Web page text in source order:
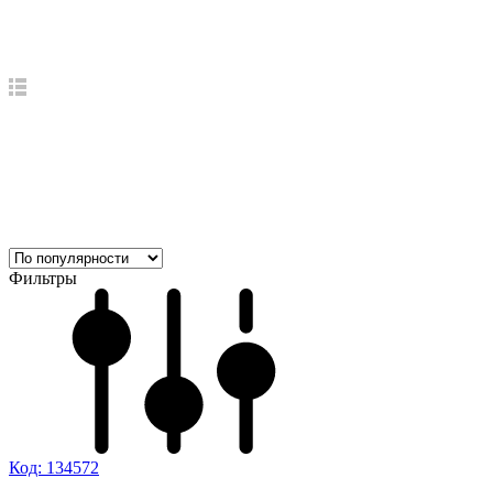
Фильтры
Код: 134572